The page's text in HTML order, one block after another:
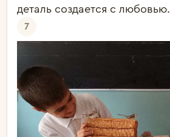
деталь создается с любовью.
7